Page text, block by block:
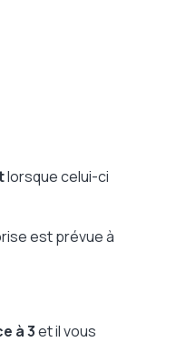
lorsque celui-ci
est prévue à
à 3et il vous